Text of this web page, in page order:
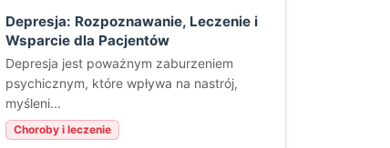
Depresja: Rozpoznawanie, Leczenie i
Wsparcie dla Pacjentów
Depresja jest poważnym zaburzeniem
psychicznym, które wpływa na nastrój,
myśleni...
Choroby i leczenie